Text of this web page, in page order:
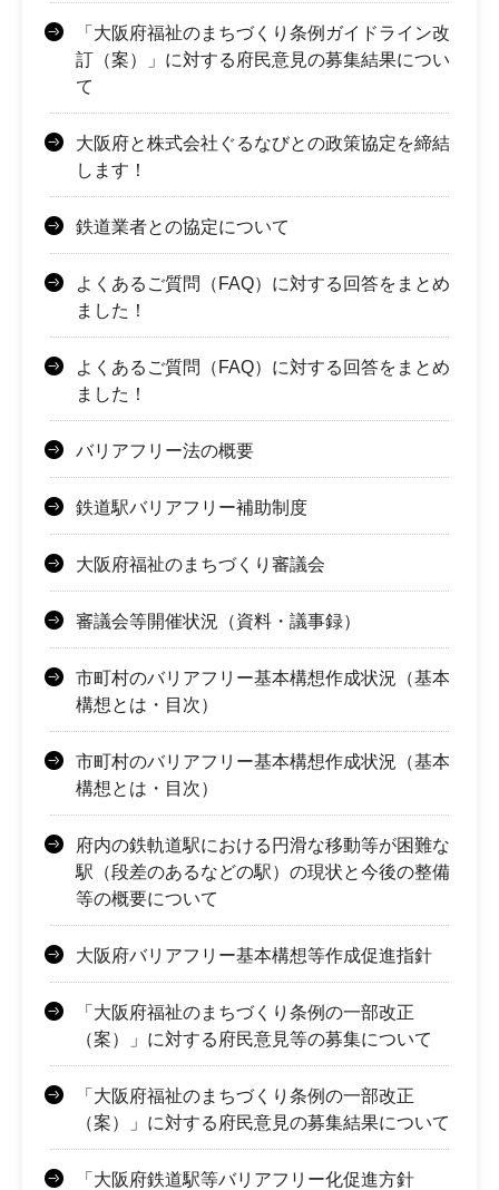
「大阪府福祉のまちづくり条例ガイドライン改
訂（案）」に対する府民意見の募集結果につい
て
大阪府と株式会社ぐるなびとの政策協定を締結
します！
鉄道業者との協定について
よくあるご質問（FAQ）に対する回答をまとめ
ました！
よくあるご質問（FAQ）に対する回答をまとめ
ました！
バリアフリー法の概要
鉄道駅バリアフリー補助制度
大阪府福祉のまちづくり審議会
審議会等開催状況（資料・議事録）
市町村のバリアフリー基本構想作成状況（基本
構想とは・目次）
市町村のバリアフリー基本構想作成状況（基本
構想とは・目次）
府内の鉄軌道駅における円滑な移動等が困難な
駅（段差のあるなどの駅）の現状と今後の整備
等の概要について
大阪府バリアフリー基本構想等作成促進指針
「大阪府福祉のまちづくり条例の一部改正
（案）」に対する府民意見等の募集について
「大阪府福祉のまちづくり条例の一部改正
（案）」に対する府民意見の募集結果について
「大阪府鉄道駅等バリアフリー化促進方針